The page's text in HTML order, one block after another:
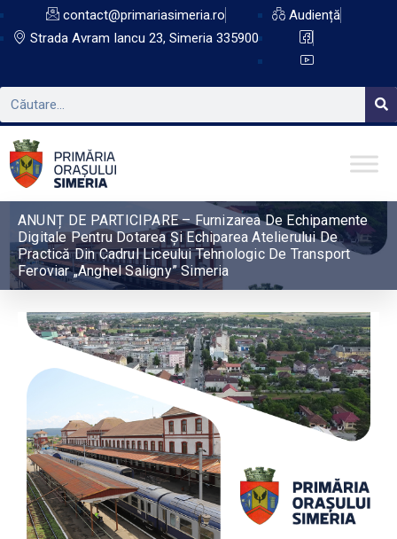
contact@primariasimeria.ro
Strada Avram Iancu 23, Simeria 335900
Audiență
ANUNȚ DE PARTICIPARE – Furnizarea De Echipamente
Digitale Pentru Dotarea Și Echiparea Atelierului De
Practică Din Cadrul Liceului Tehnologic De Transport
Feroviar „Anghel Saligny” Simeria